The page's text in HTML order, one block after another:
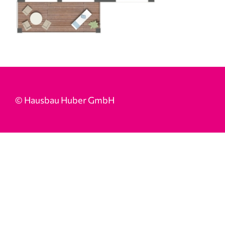
© Hausbau Huber GmbH